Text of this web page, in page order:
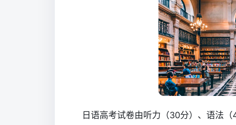
日语高考试卷由听力（30分）、语法